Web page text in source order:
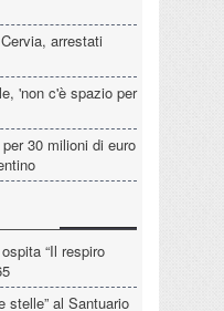
arrestati
'non c'è spazio per
30 milioni di euro
“Il respiro
stelle” al Santuario